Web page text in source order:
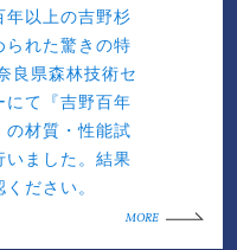
年以上の吉野杉
られた驚きの特
良県森林技術セ
にて『吉野百年
の材質・性能試
いました。結果
ください。
MORE